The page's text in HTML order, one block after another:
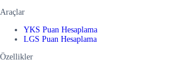
Araçlar
YKS Puan Hesaplama
LGS Puan Hesaplama
Özellikler